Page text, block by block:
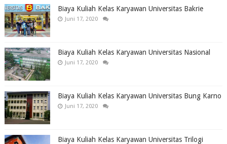
Biaya Kuliah Kelas Karyawan Universitas Bakrie
Juni 17, 2020
Biaya Kuliah Kelas Karyawan Universitas Nasional
Juni 17, 2020
Biaya Kuliah Kelas Karyawan Universitas Bung Karno
Juni 17, 2020
Biaya Kuliah Kelas Karyawan Universitas Trilogi